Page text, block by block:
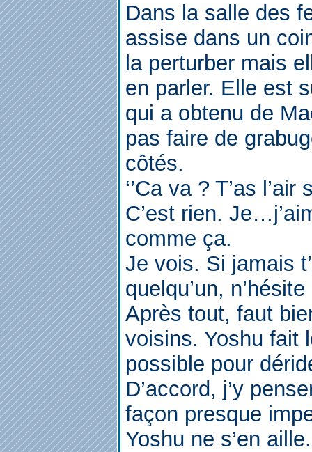
Dans la salle des
assise dans un
la perturber mais
en parler. Elle est
qui a obtenu de
pas faire de
côtés.
‘’Ca va ? T’as
C’est rien.
comme ça.
Je vois. Si jamais
quelqu’un,
Après tout, faut
voisins. Yoshu fait
possible pour
D’accord, j’y
façon presque
Yoshu ne s’en aille.